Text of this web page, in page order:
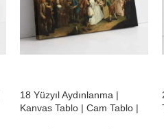
18 Yüzyıl Aydınlanma |
Kanvas Tablo | Cam Tablo |